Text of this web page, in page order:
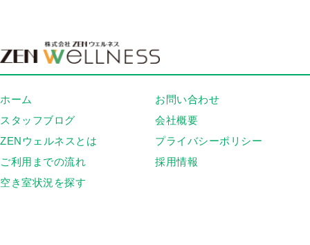
ホーム
スタッフブログ
ZENウェルネスとは
ご利用までの流れ
空き室状況を探す
お問い合わせ
会社概要
プライバシーポリシー
採用情報